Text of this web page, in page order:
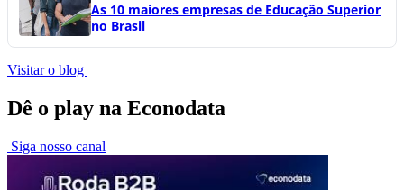
As 10 maiores empresas de Educação Superior
no Brasil
Visitar o blog
Dê o play na Econodata
Siga nosso canal